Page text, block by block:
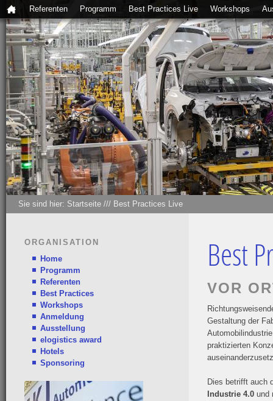
Referenten Programm Best Practices Live Workshops
Sie sind hier: Startseite /// Best Practices Live
Best
VOR
Gestaltung der
praktizierten
Dies betrifft auch
Industrie 4.0 und
ORGANISATION
Home
Programm
Referenten
Best Practices
Workshops
Anmeldung
Ausstellung
elogistics award
Hotels
Sponsoring